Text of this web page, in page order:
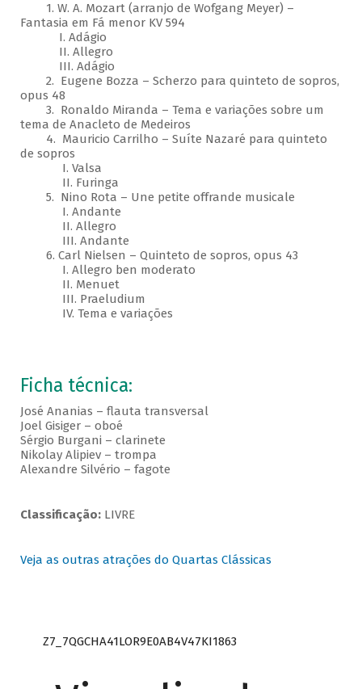
1. W. A. Mozart (arranjo de Wofgang Meyer) –
Fantasia em Fá menor KV 594
I. Adágio
II. Allegro
III. Adágio
2. Eugene Bozza – Scherzo para quinteto de sopros,
opus 48
3. Ronaldo Miranda – Tema e variações sobre um
tema de Anacleto de Medeiros
4. Mauricio Carrilho – Suíte Nazaré para quinteto
de sopros
I. Valsa
II. Furinga
5. Nino Rota – Une petite offrande musicale
I. Andante
II. Allegro
III. Andante
6. Carl Nielsen – Quinteto de sopros, opus 43
I. Allegro ben moderato
II. Menuet
III. Praeludium
IV. Tema e variações
Ficha técnica:
José Ananias – flauta transversal
Joel Gisiger – oboé
Sérgio Burgani – clarinete
Nikolay Alipiev – trompa
Alexandre Silvério – fagote
Classificação:LIVRE
Veja as outras atrações do Quartas Clássicas
Z7_7QGCHA41LOR9E0AB4V47KI1863